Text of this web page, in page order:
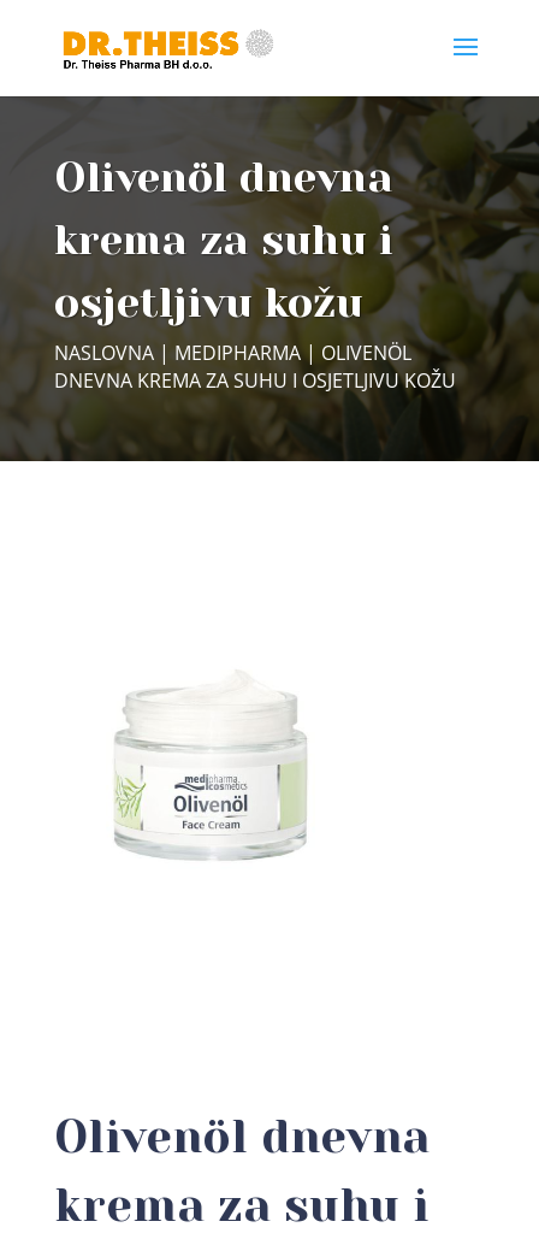
Olivenöl dnevna
krema za suhu i
osjetljivu kožu
NASLOVNA| MEDIPHARMA| OLIVENÖL
DNEVNA KREMA ZA SUHU I OSJETLJIVU KOŽU
Olivenöl dnevna
krema za suhu i